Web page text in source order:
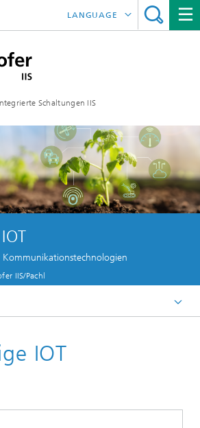
Schaltungen IIS
LANGUAGE
中文
한국어
IIS/Pachl
für IoT-Systeme
IOT